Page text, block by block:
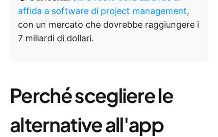
affida a software di project management,
con un mercato che dovrebbe raggiungere i
7 miliardi di dollari.
Perché scegliere le
alternative all'app